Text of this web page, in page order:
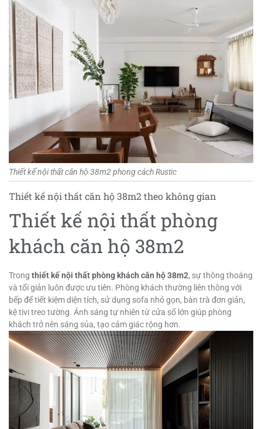
Thiết kế nội thất căn hộ 38m2 phong cách Rustic
Thiết kế nội thất căn hộ 38m2 theo không gian
Thiết kế nội thất phòng
khách căn hộ 38m2
Trong thiết kế nội thất phòng khách căn hộ 38m2, sự thông thoáng
và tối giản luôn được ưu tiên. Phòng khách thường liên thông với
bếp để tiết kiệm diện tích, sử dụng sofa nhỏ gọn, bàn trà đơn giản,
kệ tivi treo tường. Ánh sáng tự nhiên từ cửa sổ lớn giúp phòng
khách trở nên sáng sủa, tạo cảm giác rộng hơn.